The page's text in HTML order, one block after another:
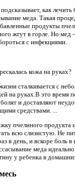
как лечить
меда. Такая
продукты
жгут в горле. Но мед -
с инфекциями.
кожа на руках?
сталкивается с
на руках.В это время
и доставляют
средствами. ...
пчелиного продукта
всю слизистую. Не
в день, и вскоре боль в
меда
у ребенка в